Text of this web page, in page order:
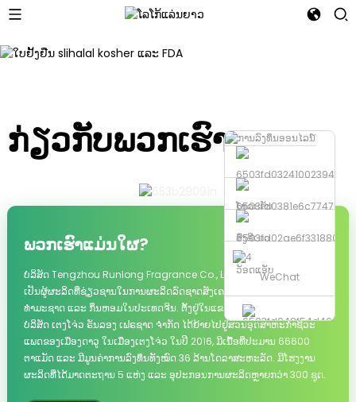
ໂທລະສັບ
ສົ່ງອີເມວ
ວັອດແອັບ
WeChat
ກ່ຽວກັບພວກເຮົາ
ພວກເຮົາແມ່ນໃຜ?
ບໍລິສັດ Tengzhou Runlong Fragrance Co., Ltd. ກໍ່ຕັ້ງຂຶ້ນໃນປີ 2004,
ເປັນຜູ້ຜະລິດທີ່ຊ່ຽວຊານໃນການຜະລິດລົດຊາດສັງເຄາະ ແລະ ກິ່ນຫອມ
ທຳມະຊາດ ແລະ ກິ່ນຫອມໃນປະເທດຈີນ. ຕັ້ງຢູ່ໃນແຂວງຊານຕົງ.
ບໍລິສັດ ເຕງໂຈ່ວ ຣັນລອງ ເຟຣຊາດ ຈຳກັດ ໄດ້ຍ້າຍໄປຢູ່ສວນອຸດສາຫະກຳຊີວະ
ແພດຂອງເມືອງດາວູ ໃນເມືອງເຕງໂຈ່ວ ໃນປີ 2016, ມີເນື້ອທີ່ປະມານ 66600
ຕາແມັດ ແລະ ມີມູນຄ່າການລົງທຶນທັງໝົດ 36 ລ້ານໂດລາສະຫະລັດ. ມີໂຮງງານ
ຜະລິດທີ່ໄດ້ມາດຕະຖານ 5 ແຫ່ງ ແລະ ອຸປະກອນການຜະລິດຫຼາຍກວ່າ 300 ຊຸດ.